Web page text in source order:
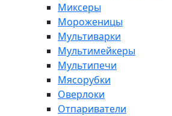
Миксеры
Мороженицы
Мультиварки
Мультимейкеры
Мультипечи
Мясорубки
Оверлоки
Отпариватели